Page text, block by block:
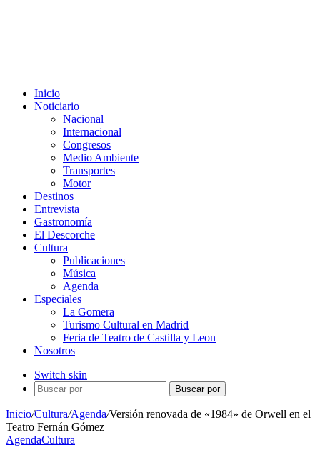
Inicio
Noticiario
Nacional
Internacional
Congresos
Medio Ambiente
Transportes
Motor
Destinos
Entrevista
Gastronomía
El Descorche
Cultura
Publicaciones
Música
Agenda
Especiales
La Gomera
Turismo Cultural en Madrid
Feria de Teatro de Castilla y Leon
Nosotros
Switch skin
Buscar por
Inicio/Cultura/Agenda/Versión renovada de «1984» de Orwell en el
Teatro Fernán Gómez
AgendaCultura